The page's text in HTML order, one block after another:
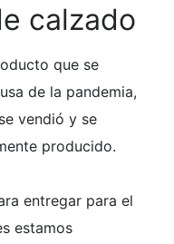
calzado
que se
de la pandemia,
vendió y se
producido.
entregar para el
estamos